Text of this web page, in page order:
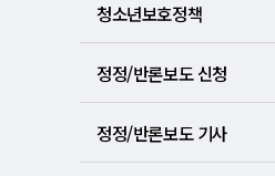
청소년보호정책
정정/반론보도 신청
정정/반론보도 기사